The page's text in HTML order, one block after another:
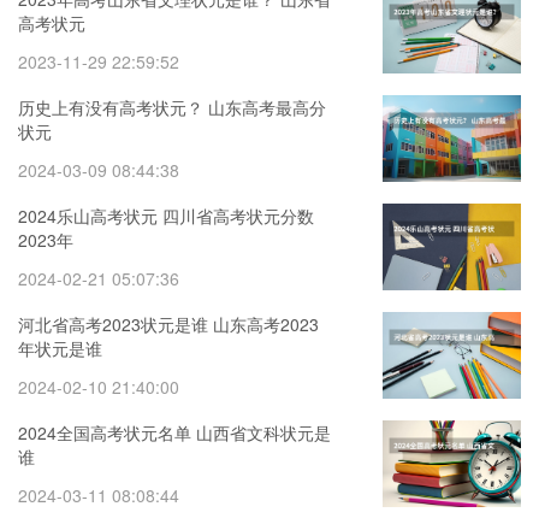
高考状元
2023-11-29 22:59:52
历史上有没有高考状元？ 山东高考最高分
状元
2024-03-09 08:44:38
2024乐山高考状元 四川省高考状元分数
2023年
2024-02-21 05:07:36
河北省高考2023状元是谁 山东高考2023
年状元是谁
2024-02-10 21:40:00
2024全国高考状元名单 山西省文科状元是
谁
2024-03-11 08:08:44